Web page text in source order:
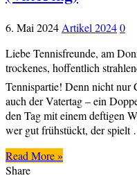
6. Mai 2024 Artikel 20240
Liebe Tennisfreunde, am
trockenes, hoffentlich
Tennispartie! Denn nicht nur
auch der Vatertag – ein
den Tag mit einem deftigen
wer gut frühstückt, der spielt
Read More »
Share